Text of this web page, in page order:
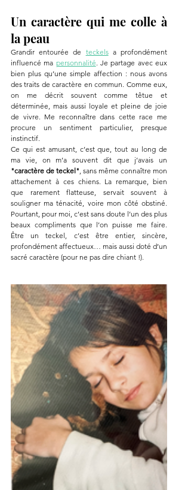
Un caractère qui me colle à
la peau
Grandir entourée de teckels a profondément
influencé ma personnalité. Je partage avec eux
bien plus qu’une simple affection : nous avons
des traits de caractère en commun. Comme eux,
on me décrit souvent comme têtue et
déterminée, mais aussi loyale et pleine de joie
de vivre. Me reconnaître dans cette race me
procure un sentiment particulier, presque
instinctif.
Ce qui est amusant, c’est que, tout au long de
"caractère de teckel", sans même connaître mon
attachement à ces chiens. La remarque, bien
que rarement flatteuse, servait souvent à
souligner ma ténacité, voire mon côté obstiné.
Pourtant, pour moi, c’est sans doute l’un des plus
beaux compliments que l’on puisse me faire.
Être un teckel, c’est être entier, sincère,
profondément affectueux… mais aussi doté d’un
sacré caractère (pour ne pas dire chiant !).